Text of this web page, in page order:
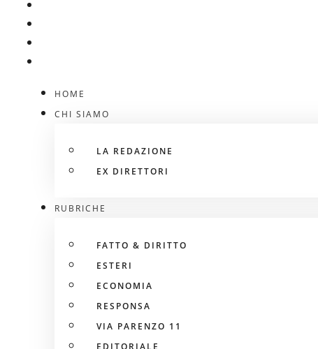
HOME
CHI SIAMO
LA REDAZIONE
EX DIRETTORI
RUBRICHE
FATTO & DIRITTO
ESTERI
ECONOMIA
RESPONSA
VIA PARENZO 11
EDITORIALE